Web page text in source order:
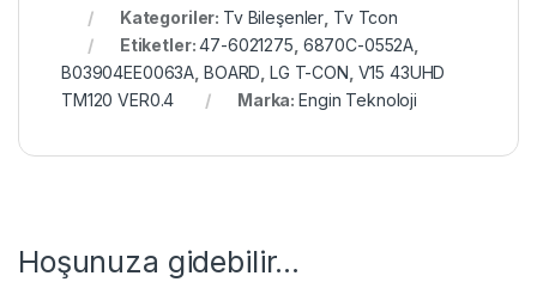
Kategoriler: Tv Bileşenler Tv Tcon
Etiketler:47-6021275 6870C-0552A
B03904EE0063A BOARD LG T-CON V15 43UHD
TM120 VER0.4
Marka:Engin Teknoloji
Hoşunuza gidebilir…